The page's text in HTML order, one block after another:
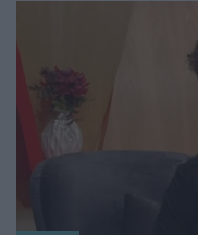
kampány célja, hogy
adjon a fiatalok
komoly témák mellett
Bence élőben
Szujó Zolit.